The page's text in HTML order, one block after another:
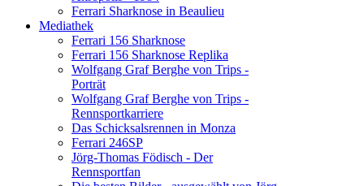
Ferrari Sharknose in Beaulieu
Mediathek
Ferrari 156 Sharknose
Ferrari 156 Sharknose Replika
Wolfgang Graf Berghe von Trips -
Porträt
Wolfgang Graf Berghe von Trips -
Rennsportkarriere
Das Schicksalsrennen in Monza
Ferrari 246SP
Jörg-Thomas Födisch - Der
Rennsportfan